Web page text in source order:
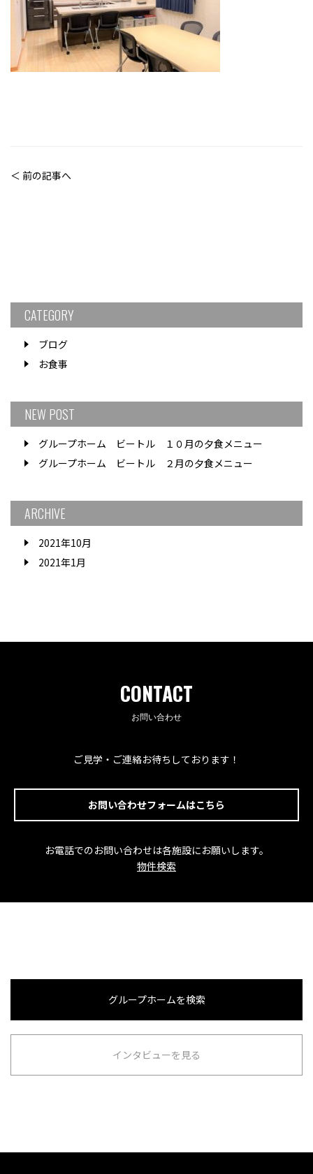
＜ 前の記事へ
CATEGORY
ブログ
お食事
NEW POST
グループホーム ビートル １０月の夕食メニュー
グループホーム ビートル ２月の夕食メニュー
ARCHIVE
2021年10月
2021年1月
CONTACT
お問い合わせ
ご見学・ご連絡お待ちしております！
お問い合わせフォームはこちら
お電話でのお問い合わせは各施設にお願いします。
物件検索
グループホームを検索
インタビューを見る